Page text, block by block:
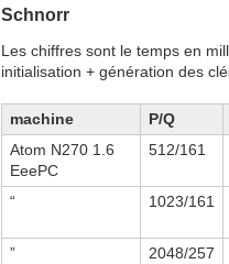
Schnorr
Les chiffres sont le temps en
initialisation + génération des
machine P/Q
Atom N270 1.6
EeePC
512/161
“
1023/161
”
2048/257